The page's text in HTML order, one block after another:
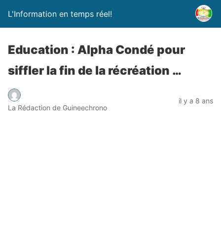
L'Information en temps réel!
Education : Alpha Condé pour
siffler la fin de la récréation …
La Rédaction de Guineechrono
il y a 8 ans